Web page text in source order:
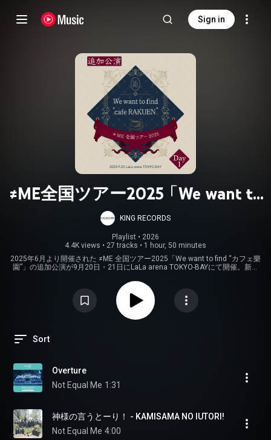
Sign in
≠ME全国ツアー2025「We want to
find "カフェ樂園"」追加公演＜Day1
＠LaLa arena TOKYO-BAY セットリ
ストプレイリスト
KING RECORDS
Playlist • 2026
4.4K views • 27 tracks • 1 hour, 50 minutes
2025年6月より開催された ≠ME 全国ツアー2025「We want to find “カフェ樂
園”」の追加公演が9月20日・21日にLaLa arena TOKYO-BAYにて開催。新曲
ト。
Sort
Overture
Not Equal Me 1:31
神様の言うとーり！ - KAMISAMA NO IUTORI!
Not Equal Me 4:00